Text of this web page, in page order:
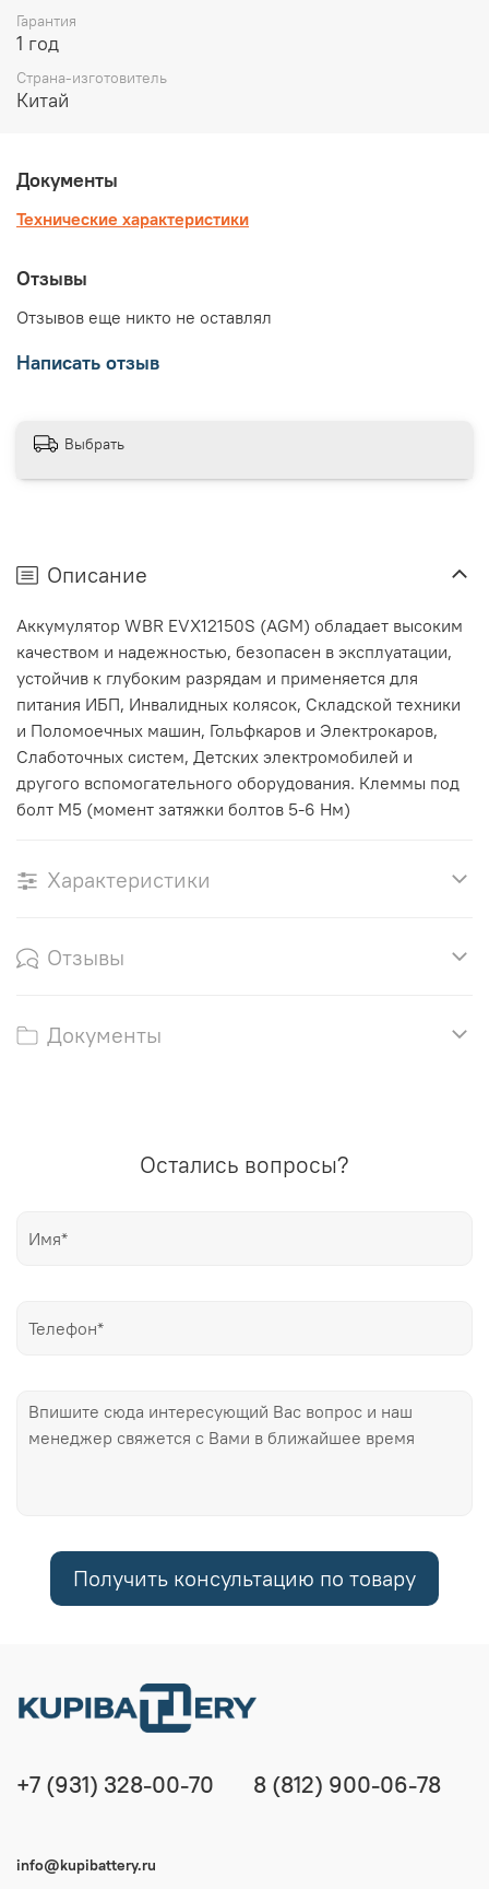
Гарантия
1 год
Страна-изготовитель
Китай
Документы
Технические характеристики
Отзывы
Отзывов еще никто не оставлял
Написать отзыв
Выбрать
Описание
Аккумулятор WBR EVX12150S (AGM) обладает высоким
качеством и надежностью, безопасен в эксплуатации,
устойчив к глубоким разрядам и применяется для
питания ИБП, Инвалидных колясок, Складской техники
и Поломоечных машин, Гольфкаров и Электрокаров,
Слаботочных систем, Детских электромобилей и
другого вспомогательного оборудования. Клеммы под
болт М5 (момент затяжки болтов 5-6 Нм)
Характеристики
Отзывы
Документы
Остались вопросы?
Получить консультацию по товару
+7 (931) 328-00-70 8 (812) 900-06-78
info@kupibattery.ru